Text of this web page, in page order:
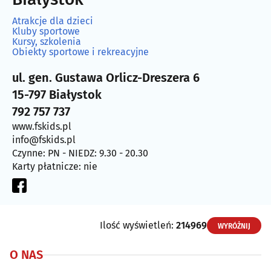
Atrakcje dla dzieci
Kluby sportowe
Kursy, szkolenia
Obiekty sportowe i rekreacyjne
ul. gen. Gustawa Orlicz-Dreszera 6
15-797 Białystok
792 757 737
www.fskids.pl
info@fskids.pl
Czynne: PN - NIEDZ: 9.30 - 20.30
Karty płatnicze: nie
Ilość wyświetleń: 214969 WYRÓŻNIJ
O NAS